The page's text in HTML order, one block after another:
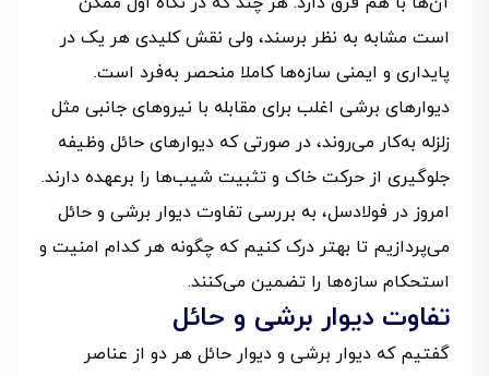
است مشابه به نظر برسند، ولی نقش کلیدی هر یک در
پایداری و ایمنی سازه‌ها کاملا منحصر به‌فرد است.
دیوارهای برشی اغلب برای مقابله با نیروهای جانبی مثل
زلزله به‌کار می‌روند، در صورتی که دیوارهای حائل وظیفه
جلوگیری از حرکت خاک و تثبیت شیب‌ها را برعهده دارند.
امروز در فولادسل، به بررسی تفاوت دیوار برشی و حائل
می‌پردازیم تا بهتر درک کنیم که چگونه هر کدام امنیت و
استحکام سازه‌ها را تضمین می‌کنند.
تفاوت دیوار برشی و حائل
گفتیم که دیوار برشی و دیوار حائل هر دو از عناصر